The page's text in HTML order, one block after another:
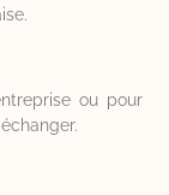
ou pour